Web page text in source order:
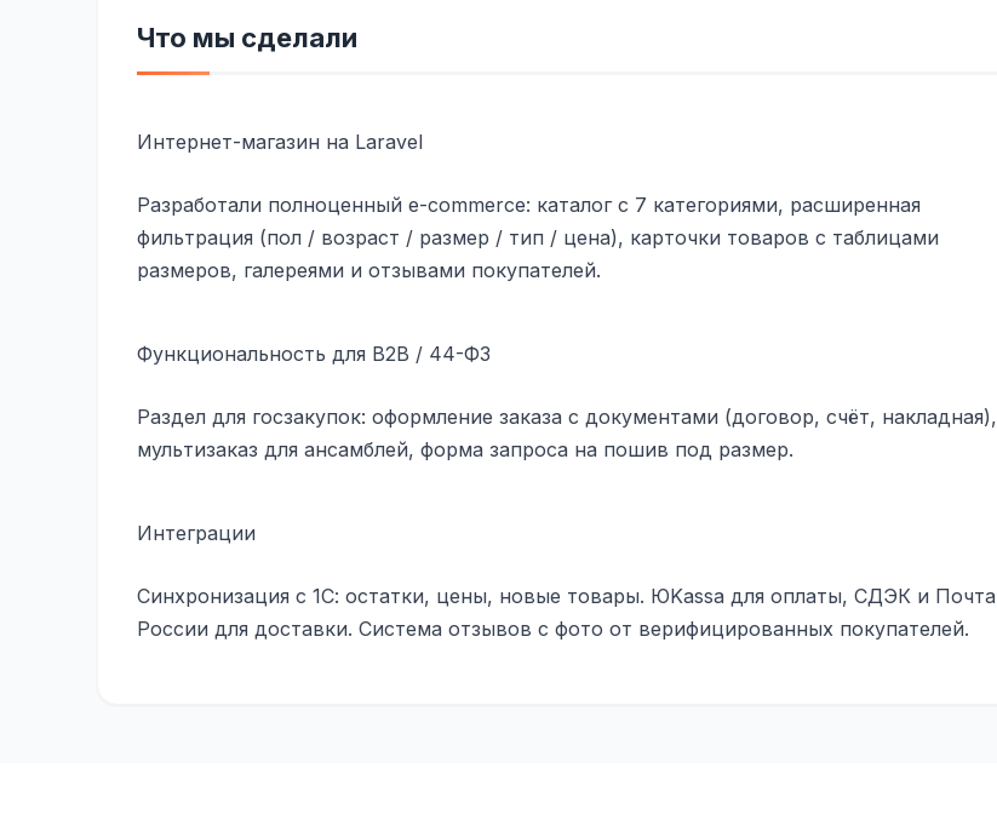
Что мы сделали
Интернет-магазин на Laravel
Разработали полноценный e-commerce: каталог с 7 категориями, расширенная
фильтрация (пол / возраст / размер / тип / цена), карточки товаров с таблицами
размеров, галереями и отзывами покупателей.
Функциональность для B2B / 44-ФЗ
Раздел для госзакупок: оформление заказа с документами (договор, счёт, накладная),
мультизаказ для ансамблей, форма запроса на пошив под размер.
Интеграции
Синхронизация с 1С: остатки, цены, новые товары. ЮKassa для оплаты, СДЭК и Почта
России для доставки. Система отзывов с фото от верифицированных покупателей.